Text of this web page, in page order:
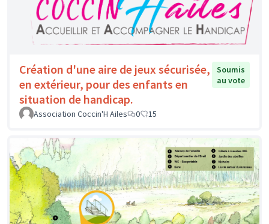
Création d'une aire de jeux sécurisée,
en extérieur, pour des enfants en
situation de handicap.
Soumis
au vote
Association Coccin'H Ailes 0 15